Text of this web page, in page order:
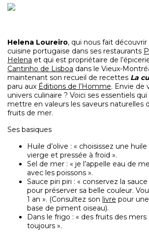
Helena Loureiro, qui nous fait découvrir
cuisine portugaise dans ses restaurants
Helena et qui est propriétaire de
Cantinho de Lisboa dans le Vieux-
maintenant son recueil de recettes La
paru aux Éditions de l’Homme. Envie de
univers culinaire ? Voici ses essentiels
mettre en valeurs les saveurs naturelles
fruits de mer.
Ses basiques
Huile d’olive : « choisissez une
vierge et pressée à froid ».
Sel de mer : « je l’appelle eau de
avec les poissons ».
Sauce piri piri : « conservez la
pour préserver sa belle couleur.
1 an ». (Consultez son livre pour
base de piment oiseau).
Dans le frigo : « des fruits des
toujours ».